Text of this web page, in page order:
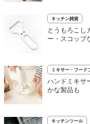
キッチン雑貨
とうもろこし
ー・スコップ
ミキサー・フード
ハンドミキサ
かな製品も
キッチンツール